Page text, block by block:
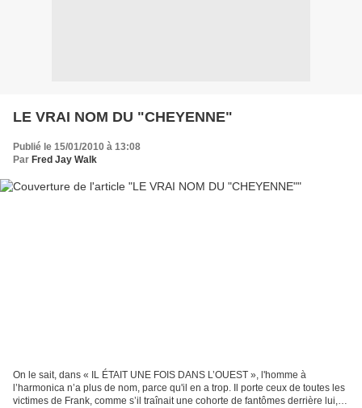
LE VRAI NOM DU "CHEYENNE"
Publié le 15/01/2010 à 13:08
Par Fred Jay Walk
On le sait, dans « IL ÉTAIT UNE FOIS DANS L’OUEST », l'homme à
l’harmonica n’a plus de nom, parce qu'il en a trop. Il porte ceux de toutes les
victimes de Frank, comme s’il traînait une cohorte de fantômes derrière lui,